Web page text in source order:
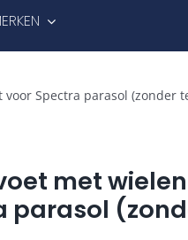
Spectra parasol (zonder
met
parasol